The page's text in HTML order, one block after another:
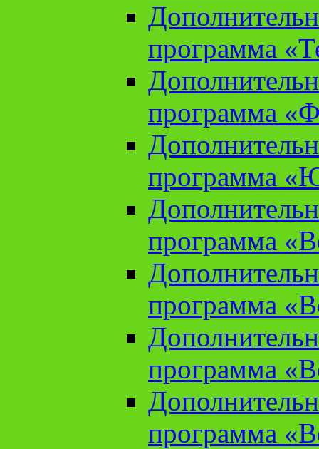
программа
программа
программа
программа
программа
программа
программа